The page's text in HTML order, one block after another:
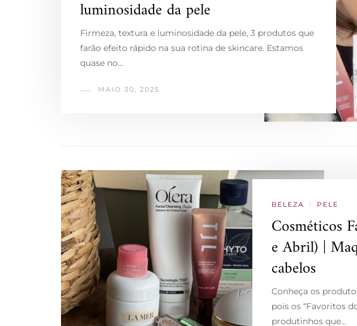
luminosidade da pele
Firmeza, textura e luminosidade da pele, 3 produtos que
farão efeito rápido na sua rotina de skincare. Estamos
quase no…
MAIO 30, 2025
BELEZA / PELE
Cosméticos
e Abril) |
cabelos
Conheça os
pois os “Favoritos
produtinhos que…